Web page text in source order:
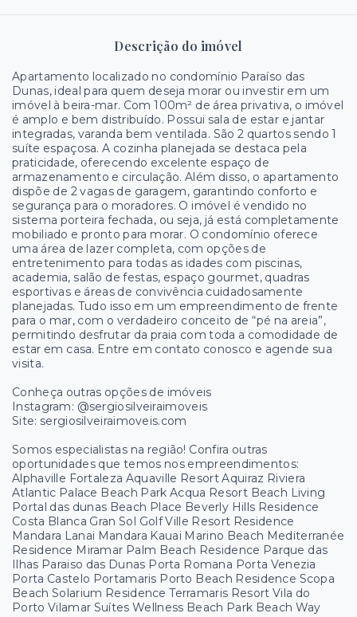
Descrição do imóvel
Apartamento localizado no condomínio Paraíso das
Dunas, ideal para quem deseja morar ou investir em um
imóvel à beira-mar. Com 100m² de área privativa, o imóvel
é amplo e bem distribuído. Possui sala de estar e jantar
integradas, varanda bem ventilada. São 2 quartos sendo 1
suíte espaçosa. A cozinha planejada se destaca pela
praticidade, oferecendo excelente espaço de
armazenamento e circulação. Além disso, o apartamento
dispõe de 2 vagas de garagem, garantindo conforto e
segurança para o moradores. O imóvel é vendido no
sistema porteira fechada, ou seja, já está completamente
mobiliado e pronto para morar. O condomínio oferece
uma área de lazer completa, com opções de
entretenimento para todas as idades com piscinas,
academia, salão de festas, espaço gourmet, quadras
esportivas e áreas de convivência cuidadosamente
planejadas. Tudo isso em um empreendimento de frente
para o mar, com o verdadeiro conceito de “pé na areia”,
permitindo desfrutar da praia com toda a comodidade de
estar em casa. Entre em contato conosco e agende sua
visita.
Conheça outras opções de imóveis
Instagram: @sergiosilveiraimoveis
Site: sergiosilveiraimoveis.com
Somos especialistas na região! Confira outras
oportunidades que temos nos empreendimentos:
Alphaville Fortaleza Aquaville Resort Aquiraz Riviera
Atlantic Palace Beach Park Acqua Resort Beach Living
Portal das dunas Beach Place Beverly Hills Residence
Costa Blanca Gran Sol Golf Ville Resort Residence
Mandara Lanai Mandara Kauai Marino Beach Mediterranée
Residence Miramar Palm Beach Residence Parque das
Ilhas Paraiso das Dunas Porta Romana Porta Venezia
Porta Castelo Portamaris Porto Beach Residence Scopa
Beach Solarium Residence Terramaris Resort Vila do
Porto Vilamar Suítes Wellness Beach Park Beach Way